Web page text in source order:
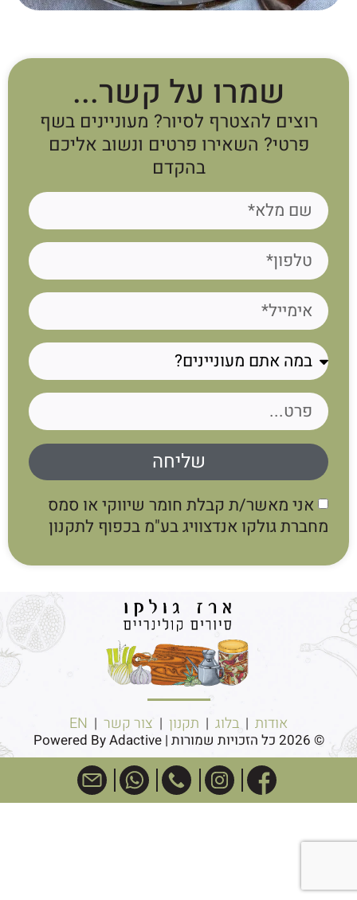
שמרו על קשר...
רוצים להצטרף לסיור? מעוניינים בשף
פרטי? השאירו פרטים ונשוב אליכם
בהקדם
אני מאשר/ת קבלת חומר שיווקי או סמס
מחברת גולקו אנדצוויג בע"מ בכפוף לתקנון
שליחה
אודות | בלוג | תקנון | צור קשר |
EN
© 2026 כל הזכויות שמורות | Powered By Adactive